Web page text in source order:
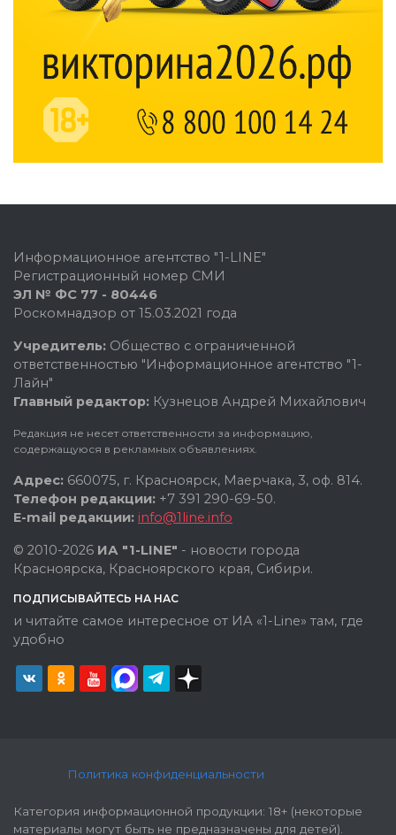
Информационное агентство "1-LINE"
Регистрационный номер СМИ
ЭЛ № ФС 77 - 80446
Роскомнадзор от 15.03.2021 года
Учредитель: Общество с ограниченной
ответственностью "Информационное агентство "1-
Лайн"
Главный редактор: Кузнецов Андрей Михайлович
Редакция не несет ответственности за информацию,
содержащуюся в рекламных объявлениях.
Адрес: 660075, г. Красноярск, Маерчака, 3, оф. 814.
Телефон редакции: +7 391 290-69-50.
E-mail редакции: info@1line.info
© 2010-2026 ИА "1-LINE" - новости города
Красноярска, Красноярского края, Сибири.
ПОДПИСЫВАЙТЕСЬ НА НАС
и читайте самое интересное от ИА «1-Line» там, где
удобно
Политика конфиденциальности
Категория информационной продукции: 18+ (некоторые
материалы могут быть не предназначены для детей).